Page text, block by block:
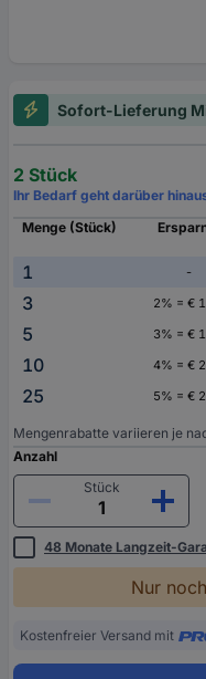
Sofort-Lieferung
2 Stück
Ihr Bedarf geht darüber
Menge (Stück)
1 -
3
2% = €
5
3% = €
10
4% = €
25
5% = €
Mengenrabatte variieren je
Anzahl
Stück
48 Monate Langzeit-
Nur
Kostenfreier Versand mit